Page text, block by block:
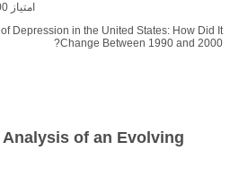
امتیاز 5.00 (1 رای)
Depression in the United States: How Did It
Change Between 1990 and 2000?
of an Evolving